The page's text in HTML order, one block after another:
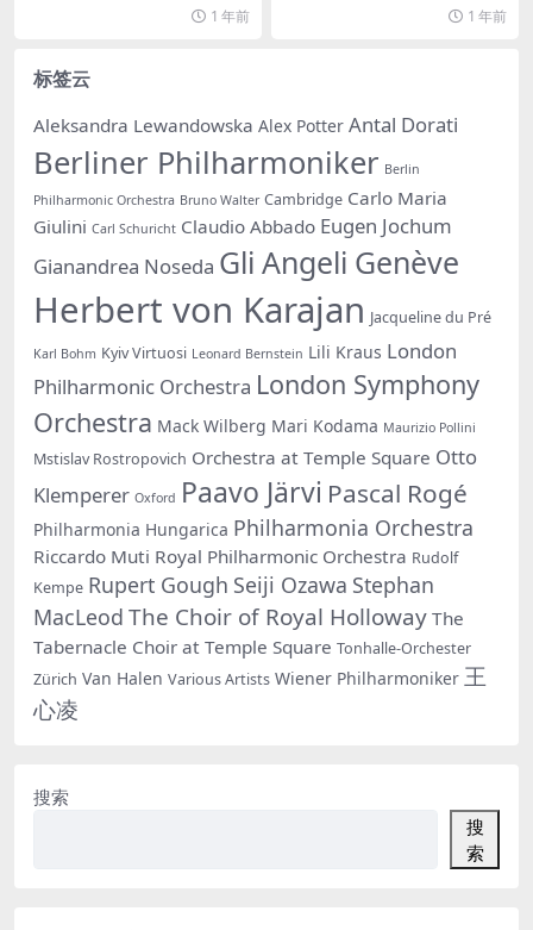
1 年前
1 年前
标签云
Aleksandra Lewandowska Alex Potter Antal Dorati
Berliner Philharmoniker Berlin
Philharmonic Orchestra Bruno Walter Cambridge Carlo Maria
Giulini Carl Schuricht Claudio Abbado Eugen Jochum
Gianandrea Noseda Gli Angeli Genève
Herbert von Karajan Jacqueline du Pré
Karl Bohm Kyiv Virtuosi Leonard Bernstein Lili Kraus London
Philharmonic Orchestra London Symphony
Orchestra Mack Wilberg Mari Kodama Maurizio Pollini
Mstislav Rostropovich Orchestra at Temple Square Otto
Klemperer Oxford Paavo Järvi Pascal Rogé
Philharmonia Hungarica Philharmonia Orchestra
Riccardo Muti Royal Philharmonic Orchestra Rudolf
Kempe Rupert Gough Seiji Ozawa Stephan
MacLeod The Choir of Royal Holloway The
Tabernacle Choir at Temple Square Tonhalle-Orchester
Zürich Van Halen Various Artists Wiener Philharmoniker 王
心凌
搜索
搜
索